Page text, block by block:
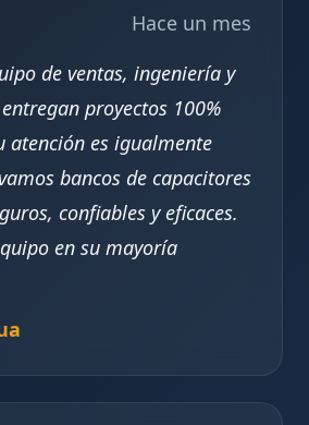
Hace un mes
de ventas, ingeniería y
proyectos 100%
atención es igualmente
bancos de capacitores
confiables y eficaces.
en su mayoría